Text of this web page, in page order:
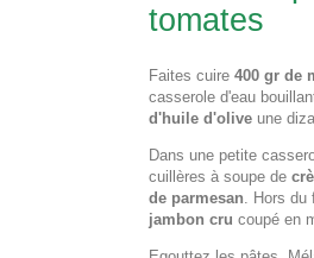
tomates
Faites cuire 400 gr de
casserole d'eau
d'huile d'olive une
Dans une petite
cuillères à soupe de
de parmesan. Hors du
jambon cru coupé en